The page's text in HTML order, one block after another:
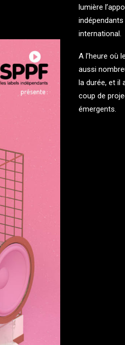
lumière
international.
A l’heure où
aussi
la durée, et il
coup de
émergents.